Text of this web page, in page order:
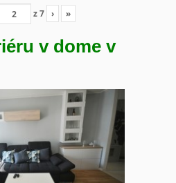
z7 › »
v dome v